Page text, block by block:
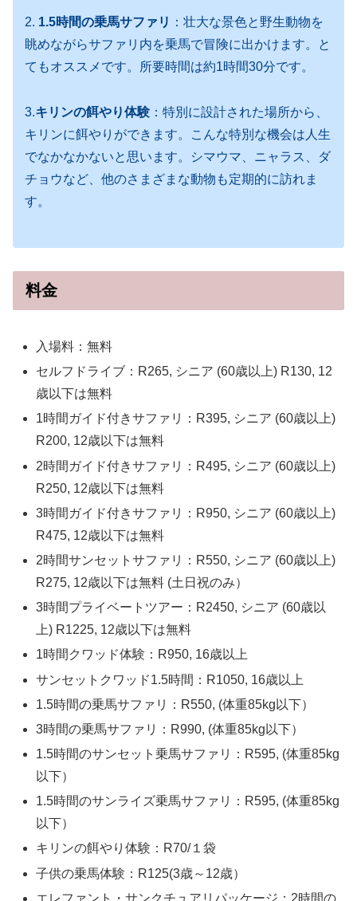
2. 1.5時間の乗馬サファリ ：壮大な景色と野生動物を
眺めながらサファリ内を乗馬で冒険に出かけます。と
てもオススメです。所要時間は約1時間30分です。
3.キリンの餌やり体験 ：特別に設計された場所から、
キリンに餌やりができます。こんな特別な機会は人生
でなかなかないと思います。シマウマ、ニャラス、ダ
チョウなど、他のさまざまな動物も定期的に訪れま
す。
料金
入場料：無料
セルフドライブ：R265, シニア (60歳以上) R130, 12
歳以下は無料
1時間ガイド付きサファリ：R395, シニア (60歳以上)
R200, 12歳以下は無料
2時間ガイド付きサファリ：R495, シニア (60歳以上)
R250, 12歳以下は無料
3時間ガイド付きサファリ：R950, シニア (60歳以上)
R475, 12歳以下は無料
2時間サンセットサファリ：R550, シニア (60歳以上)
R275, 12歳以下は無料 (土日祝のみ）
3時間プライベートツアー：R2450, シニア (60歳以
上) R1225, 12歳以下は無料
1時間クワッド体験：R950, 16歳以上
サンセットクワッド1.5時間：R1050, 16歳以上
1.5時間の乗馬サファリ：R550, (体重85kg以下）
3時間の乗馬サファリ：R990, (体重85kg以下）
1.5時間のサンセット乗馬サファリ：R595, (体重85kg
以下）
1.5時間のサンライズ乗馬サファリ：R595, (体重85kg
以下）
キリンの餌やり体験：R70/１袋
子供の乗馬体験：R125(3歳～12歳）
エレファント・サンクチュアリパッケージ：2時間の